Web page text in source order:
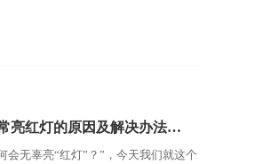
亮红灯的原因及解决办法…
无辜亮“红灯”？”，今天我们就这个